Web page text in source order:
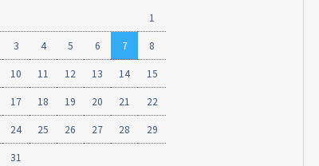
1
3 4 5 6 7 8
10 11 12 13 14 15
17 18 19 20 21 22
24 25 26 27 28 29
31